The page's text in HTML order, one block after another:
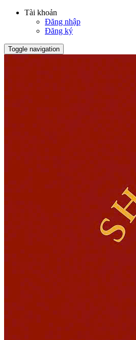
Tài khoản
Đăng nhập
Đăng ký
Toggle navigation